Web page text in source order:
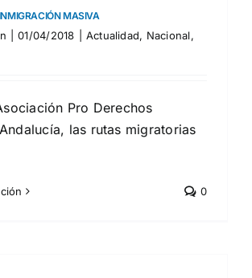
MASIVA
01/04/2018 Actualidad, Nacional,
Pro Derechos
las rutas migratorias
0